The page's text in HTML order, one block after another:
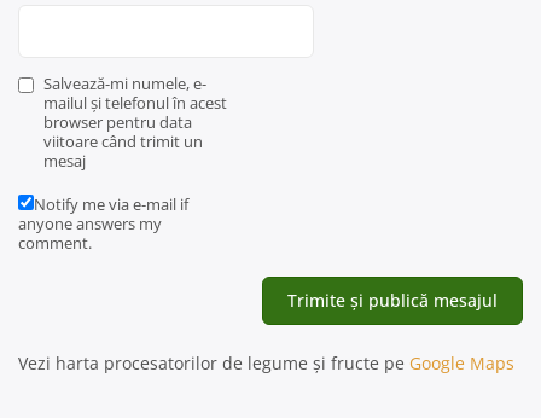
Salvează-mi numele, e-
mailul și telefonul în acest
browser pentru data
viitoare când trimit un
mesaj
Notify me via e-mail if
anyone answers my
comment.
Vezi harta procesatorilor de legume și fructe pe Google Maps